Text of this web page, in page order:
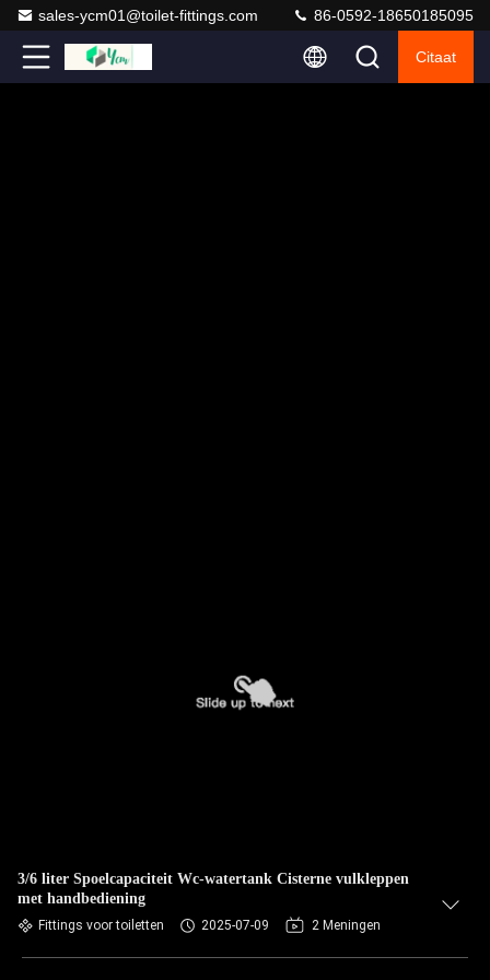
sales-ycm01@toilet-fittings.com 86-0592-18650185095
Citaat
3/6 liter Spoelcapaciteit Wc-watertank Cisterne vulkleppen
met handbediening
Fittings voor toiletten 2025-07-09 2 Meningen